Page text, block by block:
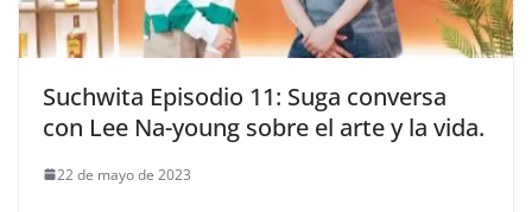
Suchwita Episodio 11: Suga conversa
con Lee Na-young sobre el arte y la vida.
22 de mayo de 2023